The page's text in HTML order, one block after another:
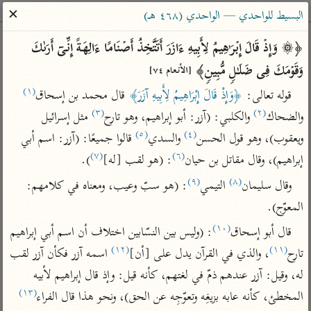
ساهم معنا في نشر القرآن والعلم الشرعي
الباحث القرآني
بحث تفسير علوم معاجم
Type 2 or more characters for results.
Type 1 or more
characters for results.
أمّهات
تفسير الطبري
تفسير ابن كثير
تفسير القرطبي
تفسير البغوي
عامّة
فتح البيان للقنوجي
فتح القدير للشوكاني
تفسير ابن جزي
موسوعات
معاصرة
الميسر
المختصر في
التفسير
تفسير السعدي
أيسر التفاسير
البسيط للواحدي — الواحدي (٤٦٨ هـ)
✕
وَقَوۡمَكَ فِی ضَلَـٰلࣲ مُّبِینࣲ﴾ [الأنعام ٧٤]
قوله تعالى: ﴿وَإِذْ قَالَ إِبْرَاهِيمُ لِأَبِيهِ آزَرَ﴾ قال محمد بن إسحاق(١)
والضحاك(٢) والكلبي: (آزر: أبو إبراهيم، وهو تارح(٣)
ويعقوب)، وهو قول الحسن(٤) والسدي(٥)
إبراهيم)، وقال مقاتل بن حيان(٦) : (هو لقب [له](٧) ).
وقال سليمان(٨) التيمي(٩)
المعوّج).
قال أبو إسحاق(١٠)
تارح(١١) ، والذي في القرآن يدل على [أن](١٢)
المخطئ، كأنه عابه بزيغِه وتعوّجِه عن الحق)، ونحو هذا قال الفراء(١٣)